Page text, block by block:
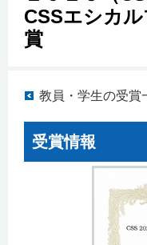
CSSエシカ
賞
教員・学生の受賞
受賞情報